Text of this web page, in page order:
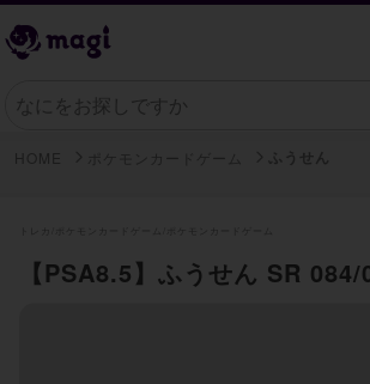
【PSA8.5】ふうせん SR 084/